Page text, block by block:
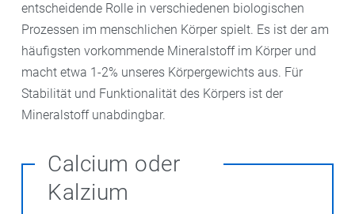
entscheidende Rolle in verschiedenen biologischen
Prozessen im menschlichen Körper spielt. Es ist der am
häufigsten vorkommende Mineralstoff im Körper und
macht etwa 1-2% unseres Körpergewichts aus. Für
Stabilität und Funktionalität des Körpers ist der
Mineralstoff unabdingbar.
Calcium oder
Kalzium